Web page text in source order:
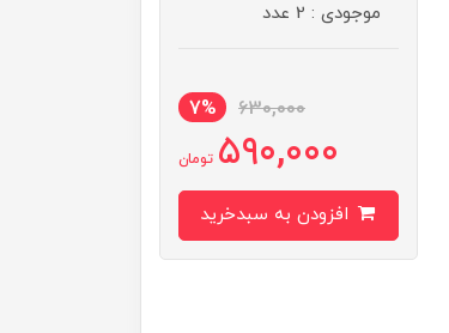
موجودی : 2 عدد
630,000
7%
590,000 تومان